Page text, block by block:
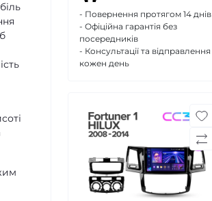
- Повернення протягом 14 днів
- Офіційна гарантія без
посередників
- Консультації та відправлення
кожен день